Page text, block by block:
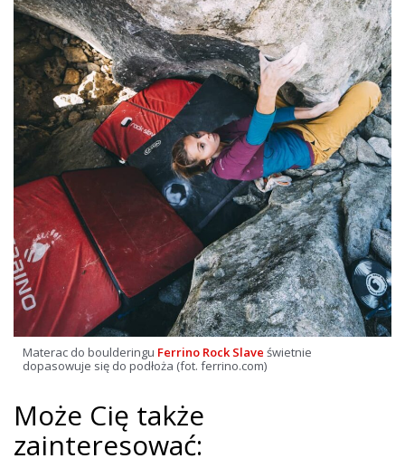
Materac do boulderingu Ferrino Rock Slave świetnie
dopasowuje się do podłoża (fot. ferrino.com)
Może Cię także
zainteresować: